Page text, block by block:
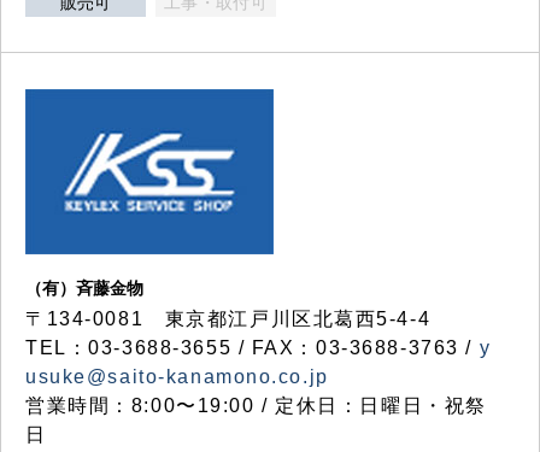
（有）斉藤金物
〒134-0081 東京都江戸川区北葛西5-4-4
TEL：03-3688-3655 / FAX：03-3688-3763 / y
usuke@saito-kanamono.co.jp
営業時間：8:00〜19:00 / 定休日：日曜日・祝祭
日